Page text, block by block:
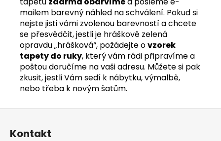
mailem barevný náhled na schválení. Pokud si
nejste jisti vámi zvolenou barevností a chcete
se přesvědčit, jestli je hráškově zelená
opravdu „hrášková“, požádejte ovzorek
tapety do ruky, který vám rádi připravíme a
poštou doručíme na vaši adresu. Můžete si pak
zkusit, jestli Vám sedí k nábytku, výmalbě,
nebo třeba k novým šatům.
Z
Kontakt